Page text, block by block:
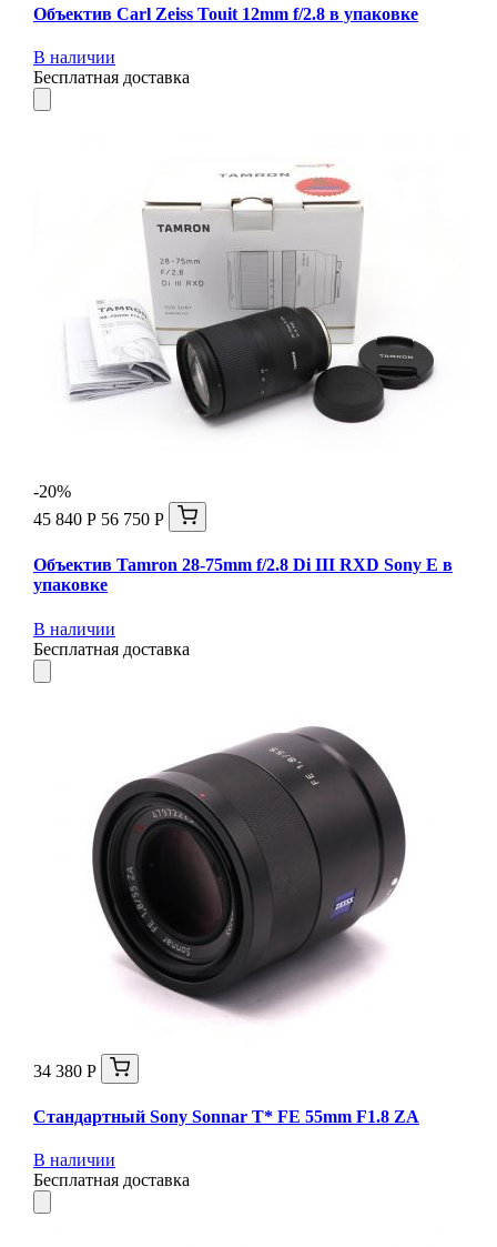
Объектив Carl Zeiss Touit 12mm f/2.8 в упаковке
В наличии
Бесплатная доставка
-20%
45 840 Р 56 750 Р
Объектив Tamron 28-75mm f/2.8 Di III RXD Sony E в
упаковке
В наличии
Бесплатная доставка
34 380 Р
Стандартный Sony Sonnar T* FE 55mm F1.8 ZA
В наличии
Бесплатная доставка